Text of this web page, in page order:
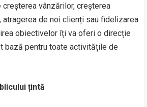
vânzărilor, creșterea
atragerea de noi clienți sau fidelizarea
obiectivelor îți va oferi o direcție
bază pentru toate activitățile de
țintă